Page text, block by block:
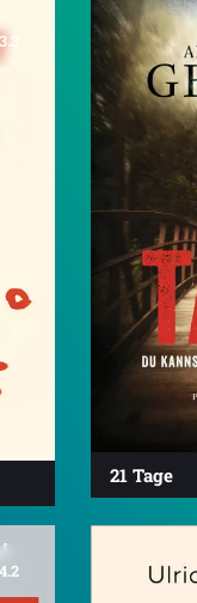
3.3
21 Tage
4.2